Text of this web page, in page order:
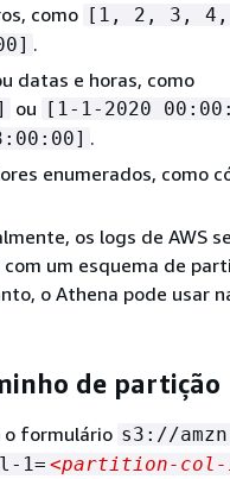
como [1, 2, 3,
.
datas e horas, como
ou [1-1-2020
.
enumerados, como
os logs de AWS
um esquema de
o Athena pode usar
de partição
o formulário s3://
1= <partition-col-